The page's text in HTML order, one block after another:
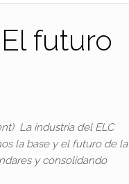
futuro
La industria del ELC
la base y el futuro de la
y consolidando